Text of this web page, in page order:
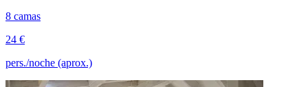
8 camas
24 €
pers./noche (aprox.)